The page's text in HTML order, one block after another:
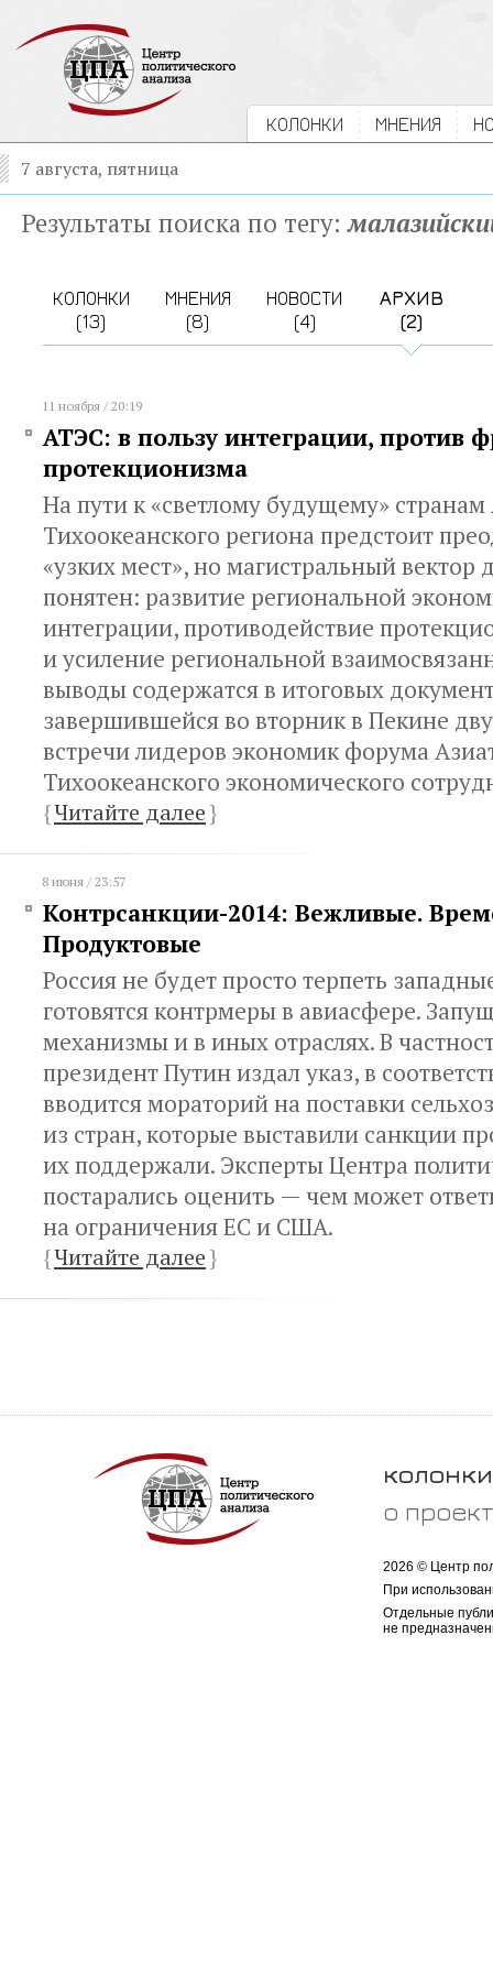
КОЛОНКИ МНЕНИЯ
7 августа, пятница
Результаты поиска по тегу:
КОЛОНКИ
(13)
МНЕНИЯ
(8)
НОВОСТИ
(4)
АРХИВ
(2)
11 ноября / 20:19
АТЭС: в пользу интеграции, против
протекционизма
На пути к «светлому будущему» странам
Тихоокеанского региона предстоит
«узких мест», но магистральный вектор
понятен: развитие региональной
интеграции, противодействие
и усиление региональной
выводы содержатся в итоговых
завершившейся во вторник в Пекине
встречи лидеров экономик форума
Тихоокеанского экономического
{Читайте далее}
8 июня / 23:57
Контрсанкции-2014: Вежливые.
Продуктовые
Россия не будет просто терпеть
готовятся контрмеры в авиасфере.
механизмы и в иных отраслях. В
президент Путин издал указ, в
вводится мораторий на поставки
из стран, которые выставили санкции
их поддержали. Эксперты Центра
постарались оценить — чем может
на ограничения ЕС и США.
{Читайте далее}
колонки
о
2026 © Центр
При
Отдельные
не